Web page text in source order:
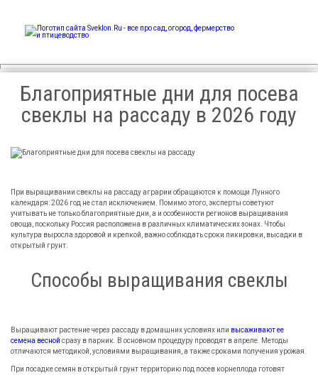
огород, фермерство и
птицеводство
Благоприятные дни для посева
свеклы на рассаду в 2026 году
При выращивании свеклы на рассаду аграрии обращаются к помощи Лунного
календаря:2026 год не стал исключением. Помимо этого, эксперты советуют
учитывать не только благоприятные дни, а и особенности регионов выращивания
овоща, поскольку Россия расположена в различных климатических зонах. Чтобы
культура выросла здоровой и крепкой, важно соблюдать сроки пикировки, высадки в
открытый грунт.
Способы выращивания свеклы
Выращивают растение через рассаду в домашних условиях или высаживают ее
семена весной сразу в парник. В основном процедуру проводят в апреле. Методы
отличаются методикой, условиями выращивания, а также сроками получения урожая.
При посадке семян в открытый грунт территорию под посев корнеплода готовят